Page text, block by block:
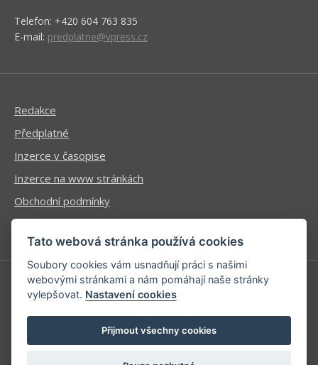
Telefon: +420 604 763 835
E-mail: predplatne@vpress.cz
Redakce
Předplatné
Inzerce v časopise
Inzerce na www stránkách
Obchodní podmínky
Ochrana osobních údajů
Příhlášení | Registrace
Kontaktní informace
Mapa stránek
Tato webová stránka používá cookies
Soubory cookies vám usnadňují práci s našimi
webovými stránkami a nám pomáhají naše stránky
vylepšovat. Nastavení cookies
Přijmout všechny cookies